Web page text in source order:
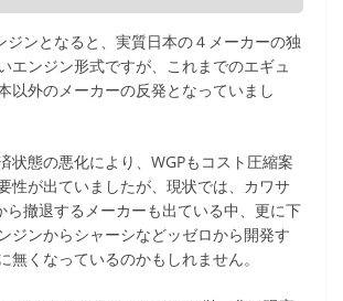
ジンとなると、実質日本の４メーカーの独
エンジン形式ですが、これまでのエギュ
以外のメーカーの反発となっていまし
状態の悪化により、WGPもコスト圧縮案
性が出ていましたが、現状では、カワサ
ら撤退するメーカーも出ている中、更に下
ジンからシャーシなどッゼロから開発す
無くなっているのかもしれません。